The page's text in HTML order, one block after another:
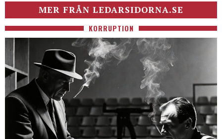
MER FRÅN LEDARSIDORNA.SE
KORRUPTION